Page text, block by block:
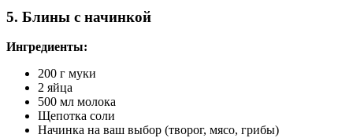
5. Блины с начинкой
Ингредиенты:
200 г муки
2 яйца
500 мл молока
Щепотка соли
Начинка на ваш выбор (творог, мясо, грибы)